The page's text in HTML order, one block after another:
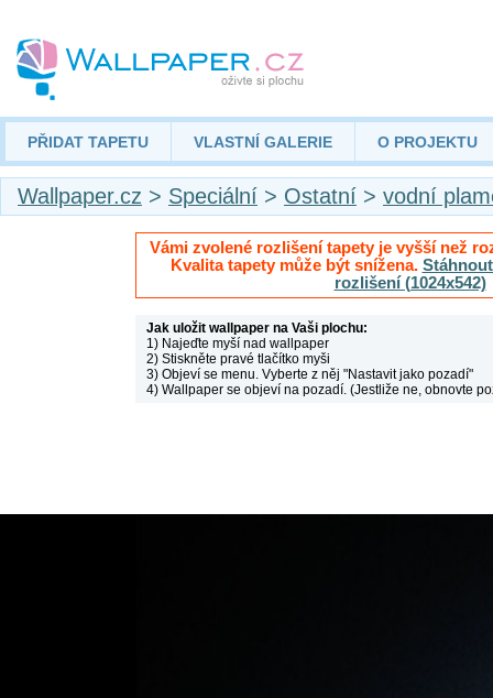
PŘIDAT TAPETU VLASTNÍ GALERIE O PROJEKTU
Wallpaper.cz > Speciální > Ostatní > vodní
Vámi zvolené rozlišení tapety je vyšší než
Kvalita tapety může být snížena.
rozlišení (1024x542)
Jak uložit wallpaper na Vaši plochu:
1) Najeďte myší nad wallpaper
2) Stiskněte pravé tlačítko myši
3) Objeví se menu. Vyberte z něj "Nastavit jako pozadí"
4) Wallpaper se objeví na pozadí. (Jestliže ne, obnovte